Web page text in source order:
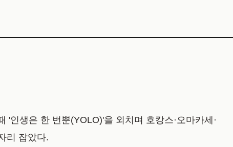
인생은 한 번뿐(YOLO)'을 외치며 호캉스·오마카세·
리 잡았다.